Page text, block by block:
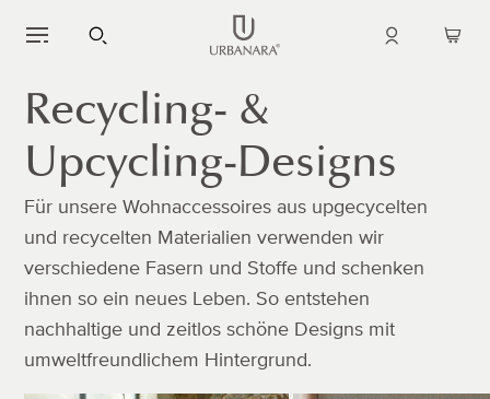
DIREKT
Recycling- &
Upcycling-Designs
Für unsere Wohnaccessoires aus upgecycelten
und recycelten Materialien verwenden wir
verschiedene Fasern und Stoffe und schenken
ihnen so ein neues Leben. So entstehen
nachhaltige und zeitlos schöne Designs mit
umweltfreundlichem Hintergrund.